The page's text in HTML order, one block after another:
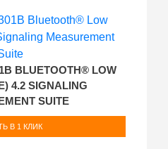
BLUETOOTH® LOW
4.2 SIGNALING
SUITE
В 1 КЛИК